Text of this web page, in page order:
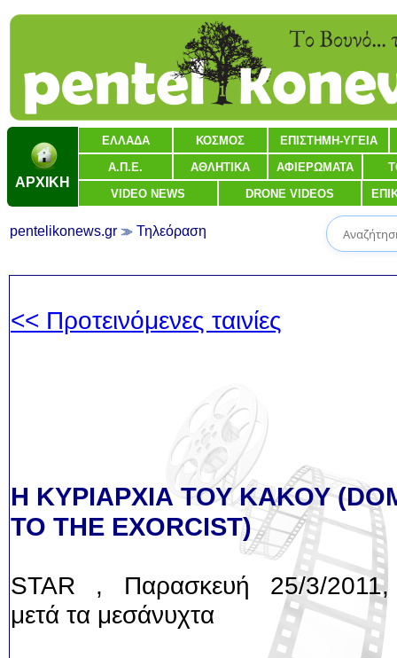
ΑΡΧΙΚΗ
ΕΛΛΑΔΑ ΚΟΣΜΟΣ ΕΠΙΣΤΗΜΗ-ΥΓΕΙΑ
Α.Π.Ε. ΑΘΛΗΤΙΚΑ ΑΦΙΕΡΩΜΑΤΑ
VIDEO NEWS DRONE VIDEOS
pentelikonews.gr Τηλεόραση
<< Προτεινόμενες ταινίες
Η ΚΥΡΙΑΡΧΙΑ ΤΟΥ ΚΑΚΟΥ
TO THE EXORCIST)
STAR , Παρασκευή 25/3/
μετά τα μεσάνυχτα